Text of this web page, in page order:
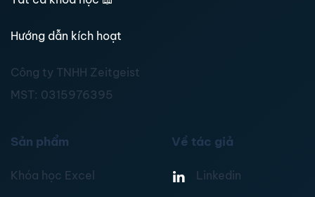
Hướng dẫn kích hoạt
Công ty TNHH Zeitgeist
MST: 0315976395
Sản phẩm
Khóa học Excel
Về tác giả
Linkedin